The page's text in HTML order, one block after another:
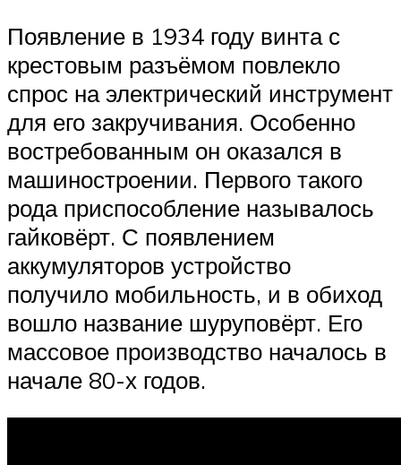
Появление в 1934 году винта с
крестовым разъёмом повлекло
спрос на электрический инструмент
для его закручивания. Особенно
востребованным он оказался в
машиностроении. Первого такого
рода приспособление называлось
гайковёрт. С появлением
аккумуляторов устройство
получило мобильность, и в обиход
вошло название шуруповёрт. Его
массовое производство началось в
начале 80-х годов.